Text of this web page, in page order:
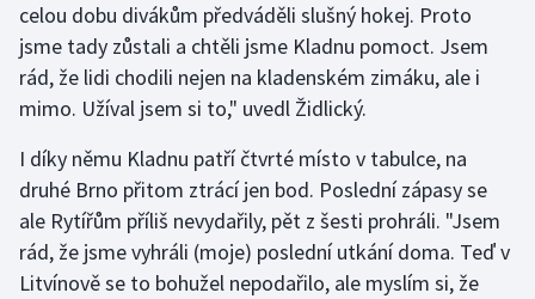
Golf
Gymnastika
Házená
Jezdectví
Judo
celou dobu divákům předváděli slušný hokej. Proto
jsme tady zůstali a chtěli jsme Kladnu pomoct. Jsem
rád, že lidi chodili nejen na kladenském zimáku, ale i
mimo. Užíval jsem si to," uvedl Židlický.
I díky němu Kladnu patří čtvrté místo v tabulce, na
druhé Brno přitom ztrácí jen bod. Poslední zápasy se
ale Rytířům příliš nevydařily, pět z šesti prohráli. "Jsem
rád, že jsme vyhráli (moje) poslední utkání doma. Teď v
Litvínově se to bohužel nepodařilo, ale myslím si, že